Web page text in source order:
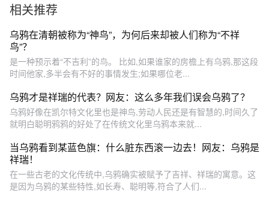
相关推荐
乌鸦在清朝被称为“神鸟”，为何后来却被人们称为“不祥
鸟”？
是一种预示着“不吉利”的鸟。 比如,如果谁家的房檐上有乌鸦,那这段
时间他家,多半会有不好的事情发生;如果哪位老...
乌鸦才是祥瑞的代表？网友：这么多年我们误会乌鸦了？
乌鸦好像在凯尔特文化里也是神鸟,劳动人民还是有智慧的,时间久了
就明白聪明鸦鸦的好处了在传统文化里乌鸦本来就...
当乌鸦看到某蓝色旗：什么脏东西滚一边去！网友：乌鸦是
祥瑞！
在一些古老的文化传统中,乌鸦确实被赋予了吉祥、祥瑞的寓意。这
是因为乌鸦的某些特性,如长寿、聪明等,符合了人们...